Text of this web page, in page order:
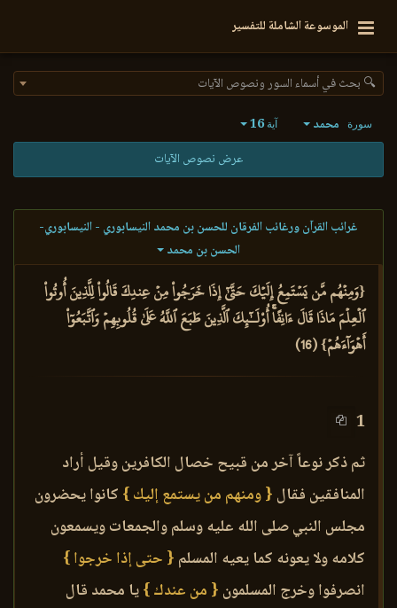
الموسوعة الشاملة للتفسير
🔍 بحث في أسماء السور ونصوص الآيات
سورة محمد آية16
عرض نصوص الآيات
غرائب القرآن ورغائب الفرقان للحسن بن محمد النيسابوري - النيسابوري-
الحسن بن محمد
{وَمِنۡهُم مَّن يَسۡتَمِعُ إِلَيۡكَ حَتَّىٰٓ إِذَا خَرَجُواْ مِنۡ عِندِكَ قَالُواْ لِلَّذِينَ أُوتُواْ
ٱلۡعِلۡمَ مَاذَا قَالَ ءَانِفًاۚ أُوْلَـٰٓئِكَ ٱلَّذِينَ طَبَعَ ٱللَّهُ عَلَىٰ قُلُوبِهِمۡ وَٱتَّبَعُوٓاْ
أَهۡوَآءَهُمۡ} (16)
1
ثم ذكر نوعاً آخر من قبيح خصال الكافرين وقيل أراد
المنافقين فقال { ومنهم من يستمع إليك } كانوا يحضرون
مجلس النبي صلى الله عليه وسلم والجمعات ويسمعون
كلامه ولا يعونه كما يعيه المسلم { حتى إذا خرجوا }
انصرفوا وخرج المسلمون { من عندك }يا محمد قال